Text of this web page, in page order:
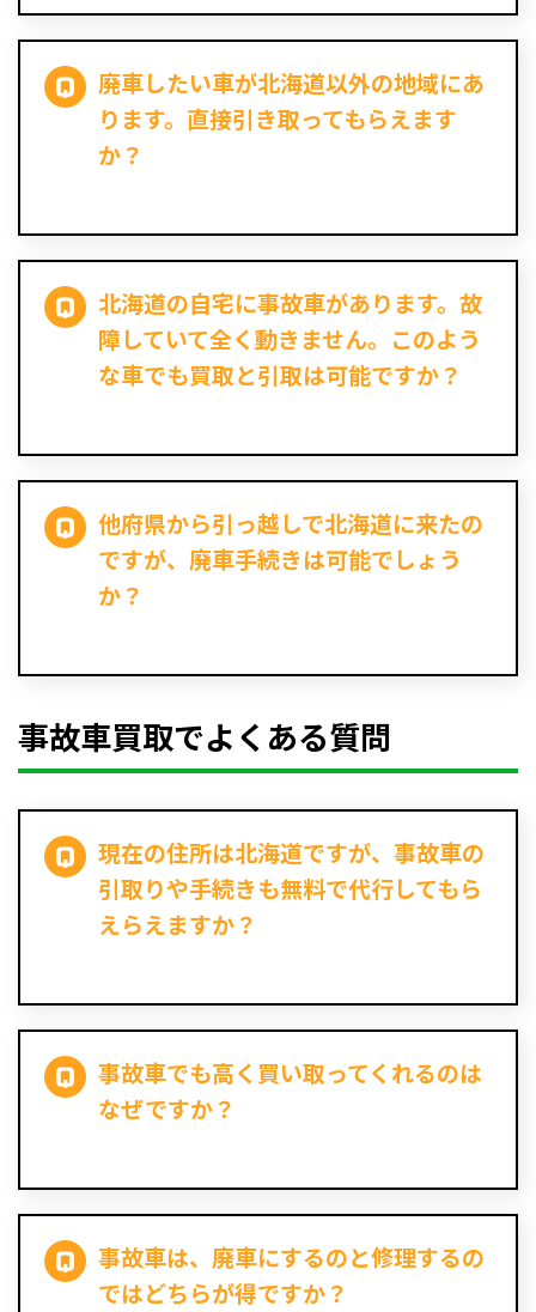
廃車したい車が北海道以外の地域にあ
ります。直接引き取ってもらえます
か？
北海道の自宅に事故車があります。故
障していて全く動きません。このよう
な車でも買取と引取は可能ですか？
他府県から引っ越しで北海道に来たの
ですが、廃車手続きは可能でしょう
か？
事故車買取でよくある質問
現在の住所は北海道ですが、事故車の
引取りや手続きも無料で代行してもら
えらえますか？
事故車でも高く買い取ってくれるのは
なぜですか？
事故車は、廃車にするのと修理するの
ではどちらが得ですか？